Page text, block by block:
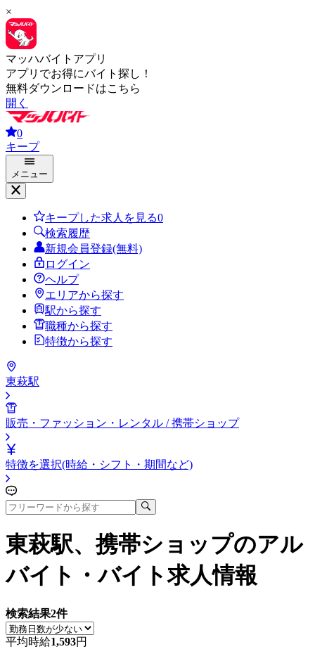
×
マッハバイトアプリ
アプリでお得にバイト探し！
無料ダウンロードはこちら
開く
0
キープ
メニュー
キープした求人を見る0
検索履歴
新規会員登録(無料)
ログイン
ヘルプ
エリアから探す
駅から探す
職種から探す
特徴から探す
東萩駅
販売・ファッション・レンタル / 携帯ショップ
特徴を選択(時給・シフト・期間など)
東萩駅、携帯ショップのアル
バイト・バイト求人情報
検索結果2件
平均時給1,593円